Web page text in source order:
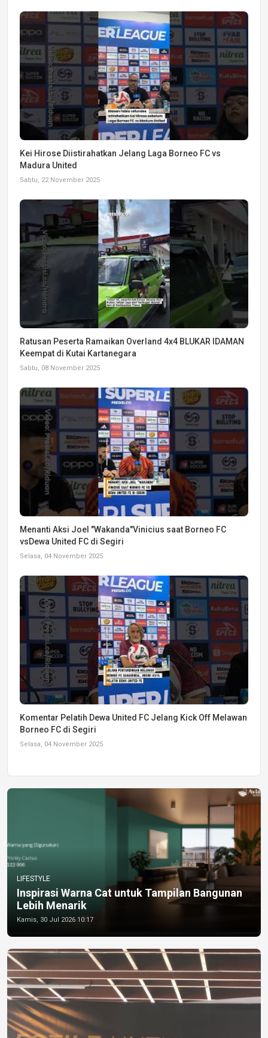
Kei Hirose Diistirahatkan Jelang Laga Borneo FC vs
Madura United
Sabtu, 22 November 2025
Ratusan Peserta Ramaikan Overland 4x4 BLUKAR IDAMAN
Keempat di Kutai Kartanegara
Sabtu, 08 November 2025
Menanti Aksi Joel "Wakanda"Vinicius saat Borneo FC
vsDewa United FC di Segiri
Selasa, 04 November 2025
Komentar Pelatih Dewa United FC Jelang Kick Off Melawan
Borneo FC di Segiri
Selasa, 04 November 2025
LIFESTYLE
Inspirasi Warna Cat untuk Tampilan Bangunan
Lebih Menarik
Kamis, 30 Jul 2026 10:17